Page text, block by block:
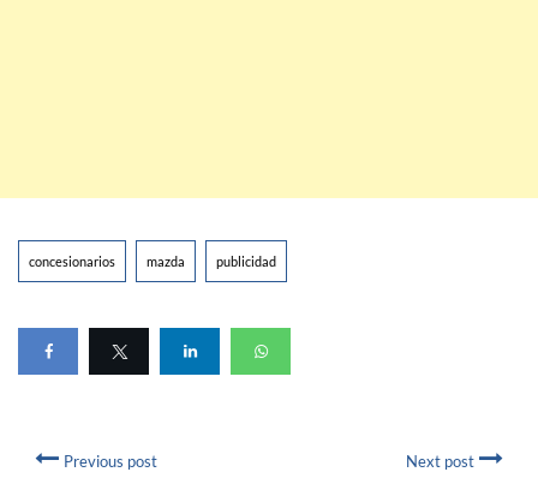
concesionarios mazda publicidad
Previous post Next post